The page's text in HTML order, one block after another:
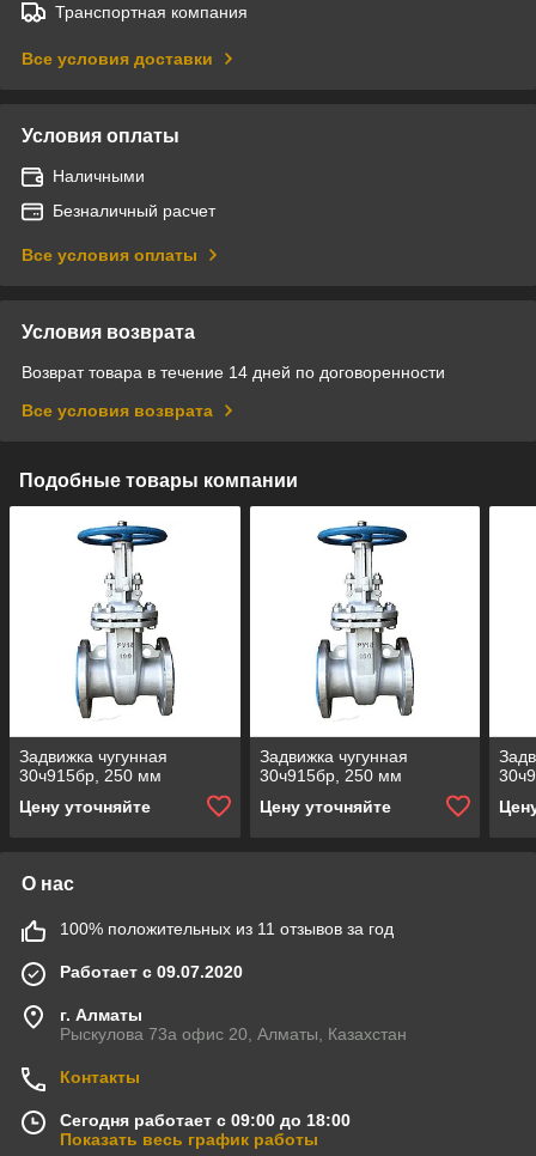
Транспортная компания
Все условия доставки
Условия оплаты
Наличными
Безналичный расчет
Все условия оплаты
Условия возврата
Возврат товара в течение 14 дней по договоренности
Все условия возврата
Подобные товары компании
Задвижка чугунная
30ч915бр, 250 мм
Цену уточняйте
Задвижка чугунная
30ч915бр, 250 мм
Цену уточняйте
О нас
100% положительных из 11 отзывов за год
Работает с 09.07.2020
г. Алматы
Рыскулова 73а офис 20, Алматы, Казахстан
Контакты
Сегодня работает с 09:00 до 18:00
Показать весь график работы